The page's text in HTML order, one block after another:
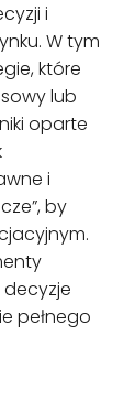
i
W tym
które
lub
oparte
i
by
decyzje
pełnego